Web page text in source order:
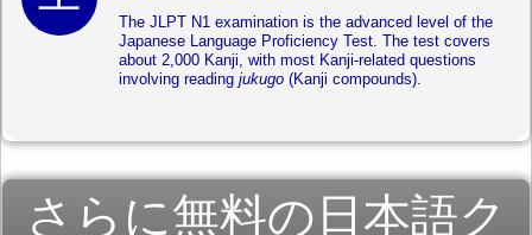
The JLPT N1 examination is the advanced level of the
Japanese Language Proficiency Test. The test covers
about 2,000 Kanji, with most Kanji-related questions
involving reading jukugo (Kanji compounds).
さらに無料の日本語ク